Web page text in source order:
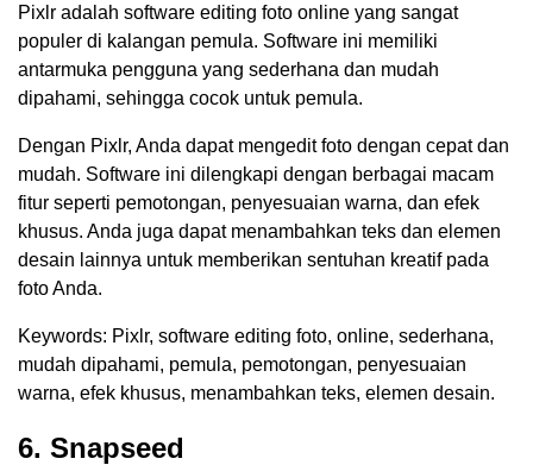
Pixlr adalah software editing foto online yang sangat
populer di kalangan pemula. Software ini memiliki
antarmuka pengguna yang sederhana dan mudah
dipahami, sehingga cocok untuk pemula.
Dengan Pixlr, Anda dapat mengedit foto dengan cepat dan
mudah. Software ini dilengkapi dengan berbagai macam
fitur seperti pemotongan, penyesuaian warna, dan efek
khusus. Anda juga dapat menambahkan teks dan elemen
desain lainnya untuk memberikan sentuhan kreatif pada
foto Anda.
Keywords: Pixlr, software editing foto, online, sederhana,
mudah dipahami, pemula, pemotongan, penyesuaian
warna, efek khusus, menambahkan teks, elemen desain.
6. Snapseed